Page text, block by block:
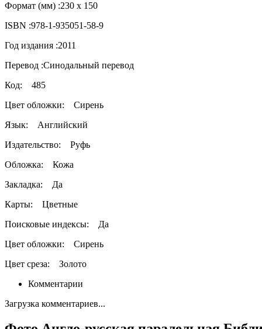
Формат (мм) :230 x 150
ISBN :978-1-935051-58-9
Год издания :2011
Перевод :Синодальный перевод
Код: 485
Цвет обложки: Сирень
Язык: Английский
Издательство:
Руфь
Обложка: Кожа
Закладка: Да
Карты: Цветные
Поисковые индексы: Да
Цвет обложки: Сирень
Цвет среза: Золото
Комментарии
Загрузка комментариев...